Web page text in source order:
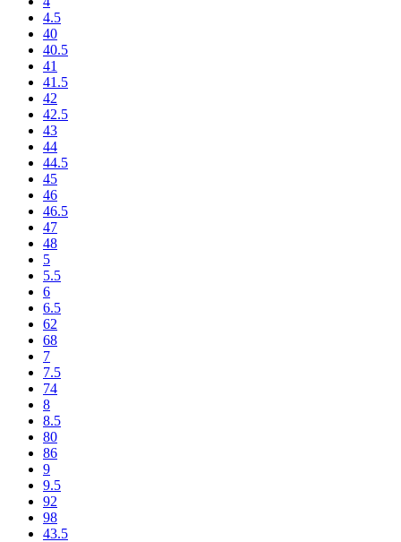
4.5
40
40.5
41
41.5
42
42.5
43
44
44.5
45
46
46.5
47
48
5
5.5
6
6.5
62
68
7
7.5
74
8
8.5
80
86
9
9.5
92
98
43.5